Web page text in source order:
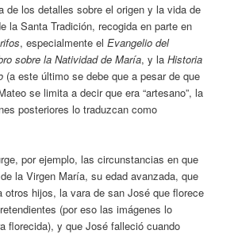
de los detalles sobre el origen y la vida de
la Santa Tradición, recogida en parte en
, especialmente elEvangelio del
sobre la Natividad de María, y laHistoria
(a este último se debe que a pesar de que
se limita a decir que era “artesano”, la
posteriores lo traduzcan como
por ejemplo, las circunstancias en que
la Virgen María, su edad avanzada, que
otros hijos, la vara de san José que florece
(por eso las imágenes lo
florecida), y que José falleció cuando